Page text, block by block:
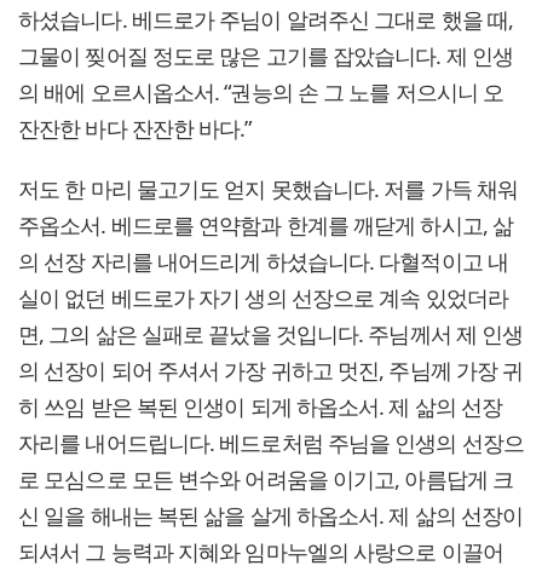
하셨습니다. 베드로가 주님이 알려주신 그대로 했을 때,
그물이 찢어질 정도로 많은 고기를 잡았습니다. 제 인생
의 배에 오르시옵소서. “권능의 손 그 노를 저으시니 오
잔잔한 바다 잔잔한 바다.”
저도 한 마리 물고기도 얻지 못했습니다. 저를 가득 채워
주옵소서. 베드로를 연약함과 한계를 깨닫게 하시고, 삶
의 선장 자리를 내어드리게 하셨습니다. 다혈적이고 내
실이 없던 베드로가 자기 생의 선장으로 계속 있었더라
면, 그의 삶은 실패로 끝났을 것입니다. 주님께서 제 인생
의 선장이 되어 주셔서 가장 귀하고 멋진, 주님께 가장 귀
히 쓰임 받은 복된 인생이 되게 하옵소서. 제 삶의 선장
자리를 내어드립니다. 베드로처럼 주님을 인생의 선장으
로 모심으로 모든 변수와 어려움을 이기고, 아름답게 크
신 일을 해내는 복된 삶을 살게 하옵소서. 제 삶의 선장이
되셔서 그 능력과 지혜와 임마누엘의 사랑으로 이끌어